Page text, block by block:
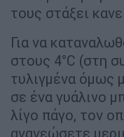
τους στάξει
Για να
στους 4°C (στη
τυλιγμένα όμως
σε ένα γυάλινο
λίγο πάγο, τον
ανανεώσετε